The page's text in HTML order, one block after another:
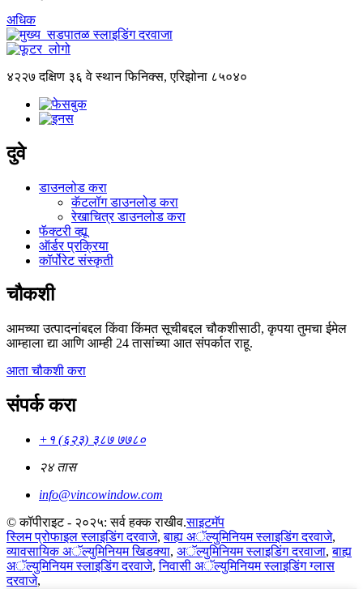
अधिक
४२२७ दक्षिण ३६ वे स्थान फिनिक्स, एरिझोना ८५०४०
दुवे
डाउनलोड करा
कॅटलॉग डाउनलोड करा
रेखाचित्र डाउनलोड करा
फॅक्टरी व्ह्यू
ऑर्डर प्रक्रिया
कॉर्पोरेट संस्कृती
चौकशी
आमच्या उत्पादनांबद्दल किंवा किंमत सूचीबद्दल चौकशीसाठी, कृपया तुमचा ईमेल
आम्हाला द्या आणि आम्ही 24 तासांच्या आत संपर्कात राहू.
आता चौकशी करा
संपर्क करा
+१ (६२३) ३८७ ७७८०
२४ तास
info@vincowindow.com
© कॉपीराइट - २०२५: सर्व हक्क राखीव.साइटमॅप
स्लिम प्रोफाइल स्लाइडिंग दरवाजे,बाह्य अॅल्युमिनियम स्लाइडिंग दरवाजे,
व्यावसायिक अॅल्युमिनियम खिडक्या, अॅल्युमिनियम स्लाइडिंग दरवाजा,बाह्य
अॅल्युमिनियम स्लाइडिंग दरवाजे,निवासी अॅल्युमिनियम स्लाइडिंग ग्लास
दरवाजे,